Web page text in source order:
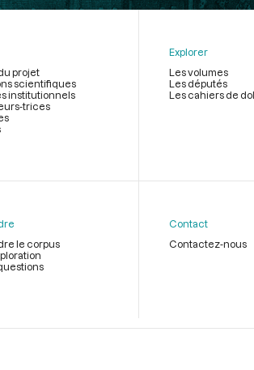
projet
scientifiques
institutionnels
trices
Explorer
Les volumes
Les députés
Les cahiers de
le corpus
Contact
Contactez-nous